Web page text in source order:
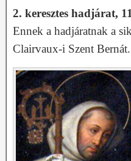
2. keresztes hadjárat,
Ennek a hadjáratnak a
Clairvaux-i Szent Bernát.